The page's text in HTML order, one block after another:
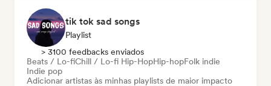
tik tok sad songs
Playlist
> 3100 feedbacks enviados
Beats / Lo-fiChill / Lo-fi Hip-HopHip-hopFolk indie
Indie pop
Adicionar artistas às minhas playlists de maior impacto